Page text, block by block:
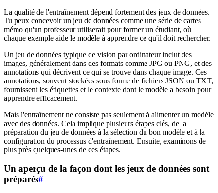
La qualité de l'entraînement dépend fortement des jeux de données.
Tu peux concevoir un jeu de données comme une série de cartes
mémo qu'un professeur utiliserait pour former un étudiant, où
chaque exemple aide le modèle à apprendre ce qu'il doit rechercher.
Un jeu de données typique de vision par ordinateur inclut des
images, généralement dans des formats comme JPG ou PNG, et des
annotations qui décrivent ce qui se trouve dans chaque image. Ces
annotations, souvent stockées sous forme de fichiers JSON ou TXT,
fournissent les étiquettes et le contexte dont le modèle a besoin pour
apprendre efficacement.
Mais l'entraînement ne consiste pas seulement à alimenter un modèle
avec des données. Cela implique plusieurs étapes clés, de la
préparation du jeu de données à la sélection du bon modèle et à la
configuration du processus d'entraînement. Ensuite, examinons de
plus près quelques-unes de ces étapes.
Un aperçu de la façon dont les jeux de données sont
préparés#